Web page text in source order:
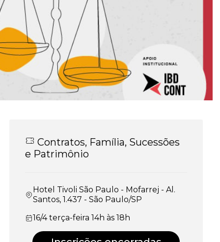
Contratos, Família, Sucessões
e Patrimônio
Hotel Tivoli São Paulo - Mofarrej - Al.
Santos, 1.437 - São Paulo/SP
16/4 terça-feira 14h às 18h